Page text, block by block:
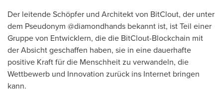
Der leitende Schöpfer und Architekt von BitClout, der unter
dem Pseudonym @diamondhands bekannt ist, ist Teil einer
Gruppe von Entwicklern, die die BitClout-Blockchain mit
der Absicht geschaffen haben, sie in eine dauerhafte
positive Kraft für die Menschheit zu verwandeln, die
Wettbewerb und Innovation zurück ins Internet bringen
kann.